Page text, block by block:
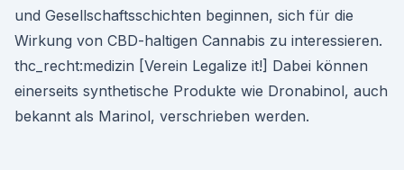
und Gesellschaftsschichten beginnen, sich für die
Wirkung von CBD-haltigen Cannabis zu interessieren.
thc_recht:medizin [Verein Legalize it!] Dabei können
einerseits synthetische Produkte wie Dronabinol, auch
bekannt als Marinol, verschrieben werden.